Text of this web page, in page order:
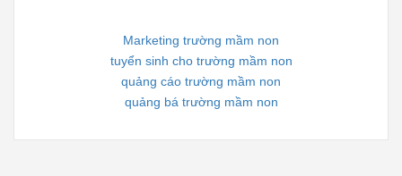
Marketing trường mầm non
tuyển sinh cho trường mầm non
quảng cáo trường mầm non
quảng bá trường mầm non